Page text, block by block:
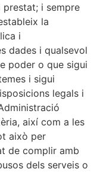
i sempre
la
i
dades i qualsevol
poder o que sigui
i sigui
legals i
així com a les
això per
de complir amb
dels serveis o